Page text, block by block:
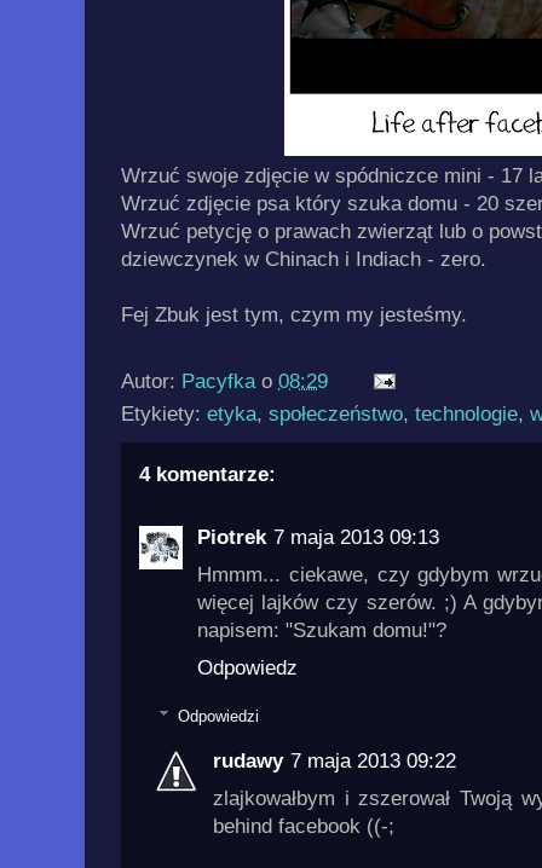
Wrzuć swoje zdjęcie w spódniczce mini - 17
Wrzuć zdjęcie psa który szuka domu - 20
Wrzuć petycję o prawach zwierząt lub o
dziewczynek w Chinach i Indiach - zero.
Fej Zbuk jest tym, czym my jesteśmy.
Autor: Pacyfka o 08:29
Etykiety: etyka, społeczeństwo, technologie,
4 komentarze:
Piotrek 7 maja 2013 09:13
Hmmm... ciekawe, czy gdybym
więcej lajków czy szerów. ;) A
napisem: "Szukam domu!"?
Odpowiedz
Odpowiedzi
rudawy 7 maja 2013 09:22
zlajkowałbym i zszerował Twoją
behind facebook ((-;